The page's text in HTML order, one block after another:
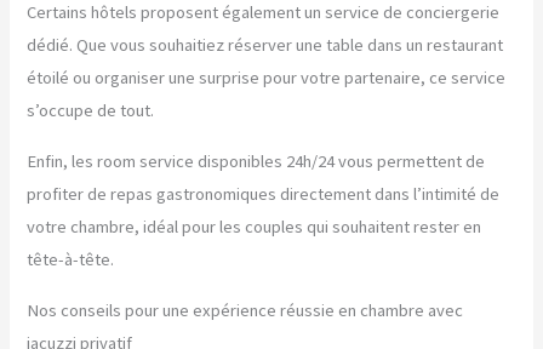
Certains hôtels proposent également un service de conciergerie
dédié. Que vous souhaitiez réserver une table dans un restaurant
étoilé ou organiser une surprise pour votre partenaire, ce service
s’occupe de tout.
Enfin, les room service disponibles 24h/24 vous permettent de
profiter de repas gastronomiques directement dans l’intimité de
votre chambre, idéal pour les couples qui souhaitent rester en
tête-à-tête.
Nos conseils pour une expérience réussie en chambre avec
jacuzzi privatif